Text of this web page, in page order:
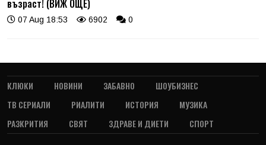
възраст! (ВИЖ ОЩЕ)
07 Aug 18:53 6902 0
КЛЮКИ НОВИНИ ЗАБАВНО
ШОУБИЗНЕС
ТВ СЕРИАЛИ
РИАЛИТИ ИСТОРИЯ
МУЗИКА
РАЗКРИТИЯ
СВЯТ ЗДРАВЕ И ДИЕТИ СПОРТ